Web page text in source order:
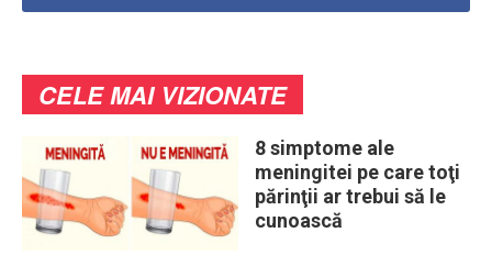
CELE MAI VIZIONATE
8 simptome ale
meningitei pe care toţi
părinţii ar trebui să le
cunoască